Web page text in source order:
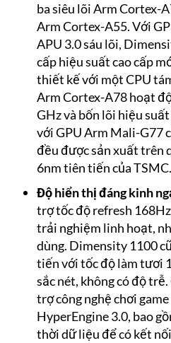
ba siêu lõi Arm Cortex-
Arm Cortex-A55. Với
APU 3.0 sáu lõi,
cấp hiệu suất cao cấp
thiết kế với một CPU
Arm Cortex-A78 hoạt
GHz và bốn lõi hiệu
với GPU Arm Mali-G77
đều được sản xuất trên
6nm tiên tiến của TSMC.
Độ hiển thị đáng kinh
trợ tốc độ refresh
trải nghiệm linh hoạt,
dùng. Dimensity 1100
tiến với tốc độ làm tươi
sắc nét, không có độ
trợ công nghệ chơi game
HyperEngine 3.0, bao
thời dữ liệu để có kết